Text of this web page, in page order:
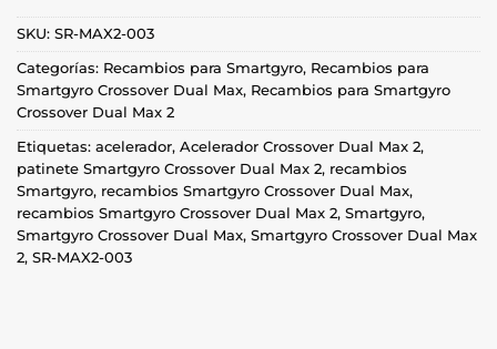
SKU: SR-MAX2-003
Categorías: Recambios para Smartgyro, Recambios para
Smartgyro Crossover Dual Max, Recambios para Smartgyro
Crossover Dual Max 2
Etiquetas: acelerador, Acelerador Crossover Dual Max 2,
patinete Smartgyro Crossover Dual Max 2, recambios
Smartgyro, recambios Smartgyro Crossover Dual Max,
recambios Smartgyro Crossover Dual Max 2, Smartgyro,
Smartgyro Crossover Dual Max, Smartgyro Crossover Dual Max
2, SR-MAX2-003